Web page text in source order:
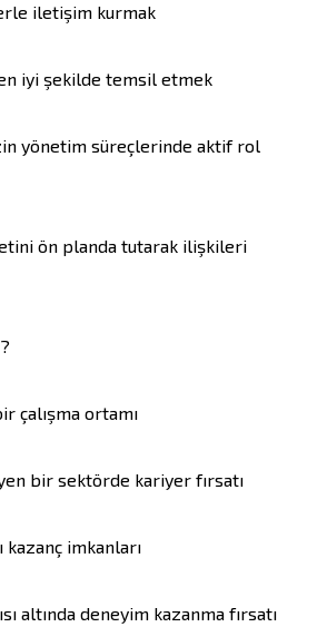
iletişim kurmak
en iyi şekilde temsil etmek
yönetim süreçlerinde aktif rol
ön planda tutarak ilişkileri
çalışma ortamı
bir sektörde kariyer fırsatı
kazanç imkanları
altında deneyim kazanma fırsatı